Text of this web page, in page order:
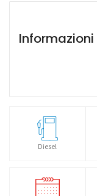
Informazioni
Diesel